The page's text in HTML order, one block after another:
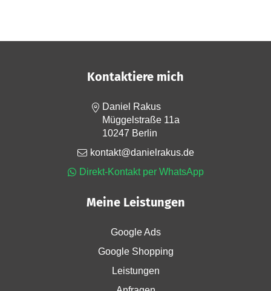
Kontaktiere mich
Daniel Rakus
Müggelstraße 11a
10247 Berlin
kontakt@danielrakus.de
Direkt-Kontakt per WhatsApp
Meine Leistungen
Google Ads
Google Shopping
Leistungen